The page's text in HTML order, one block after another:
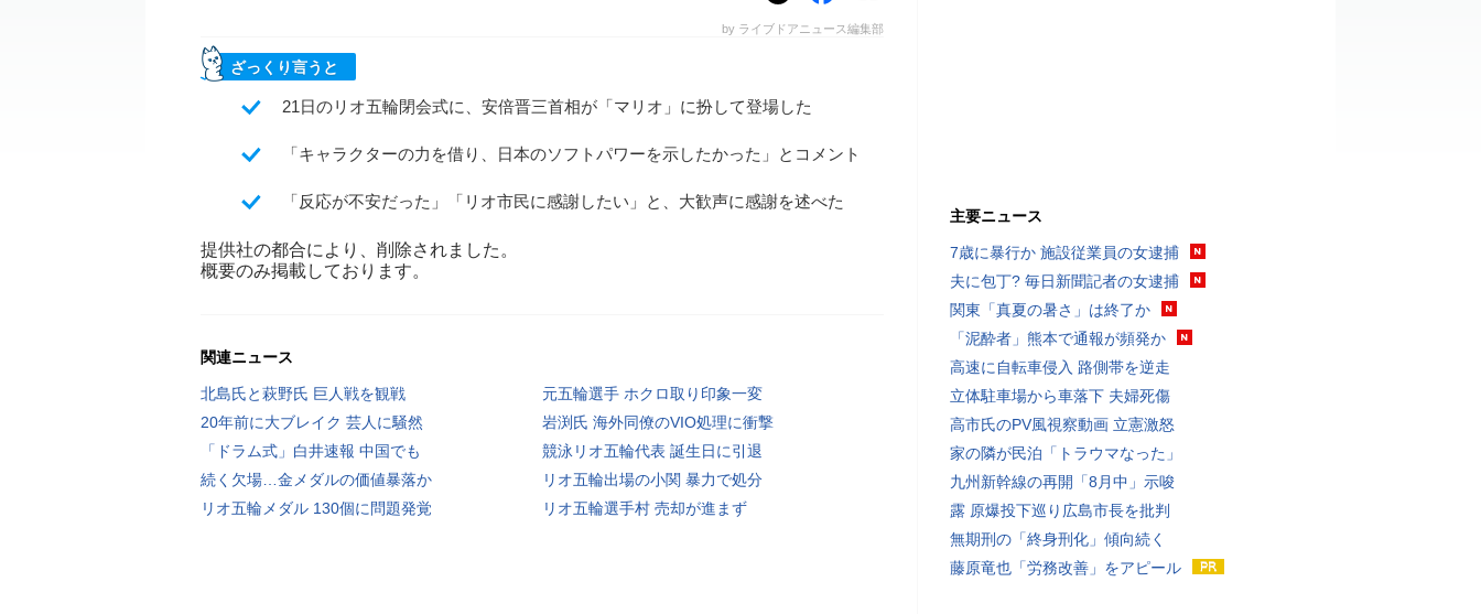
by ライブドアニュース編集部
ざっくり言うと
21日のリオ五輪閉会式に、安倍晋三首相が「マリオ」に扮して登場した
「キャラクターの力を借り、日本のソフトパワーを示したかった」とコメント
「反応が不安だった」「リオ市民に感謝したい」と、大歓声に感謝を述べた
提供社の都合により、削除されました。
概要のみ掲載しております。
関連ニュース
北島氏と萩野氏 巨人戦を観戦
元五輪選手 ホクロ取り印象一変
20年前に大ブレイク 芸人に騒然
岩渕氏 海外同僚のVIO処理に衝撃
「ドラム式」白井速報 中国でも
競泳リオ五輪代表 誕生日に引退
続く欠場…金メダルの価値暴落か
リオ五輪出場の小関 暴力で処分
リオ五輪メダル 130個に問題発覚
リオ五輪選手村 売却が進まず
主要ニュース
7歳に暴行か 施設従業員の女逮捕
夫に包丁? 毎日新聞記者の女逮捕
関東「真夏の暑さ」は終了か
「泥酔者」熊本で通報が頻発か
高速に自転車侵入 路側帯を逆走
立体駐車場から車落下 夫婦死傷
高市氏のPV風視察動画 立憲激怒
家の隣が民泊「トラウマなった」
九州新幹線の再開「8月中」示唆
露 原爆投下巡り広島市長を批判
無期刑の「終身刑化」傾向続く
藤原竜也「労務改善」をアピール